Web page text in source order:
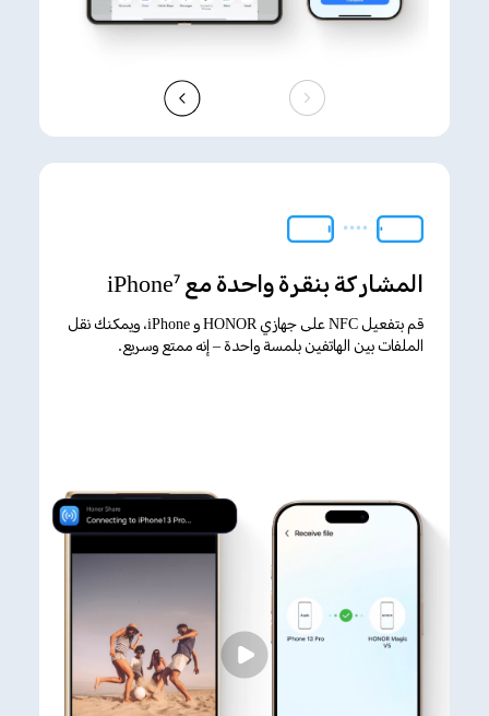
المشاركة بنقرة واحدة مع iPhone 7
قم بتفعيل NFC على جهازي HONOR و iPhone، ويمكنك نقل
الملفات بين الهاتفين بلمسة واحدة – إنه ممتع وسريع.